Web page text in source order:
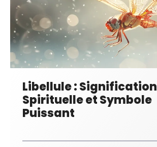
Libellule : Signification
Spirituelle et Symbole
Puissant